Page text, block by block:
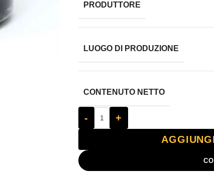
PRODUTTORE
LUOGO DI PRODUZIONE
CONTENUTO NETTO
-
+